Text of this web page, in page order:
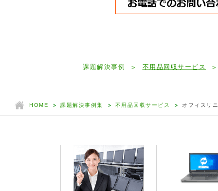
課題解決事例 不用品回収サービス
HOME 課題解決事例集 不用品回収サービス オフィスリ